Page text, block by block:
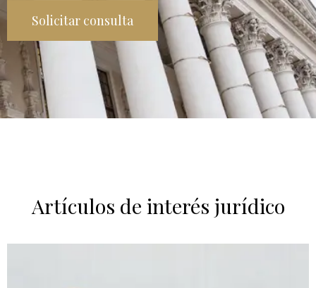
Solicitar consulta
Artículos de interés jurídico